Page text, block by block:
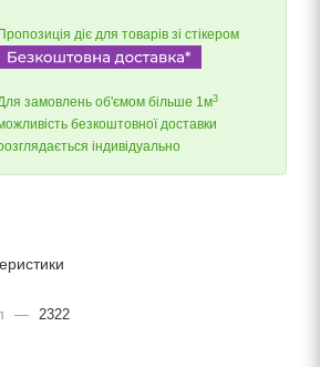
Пропозиція діє для товарів зі стікером
замовлень об'ємом більше 1м3
безкоштовної доставки
індивідуально
— 2322